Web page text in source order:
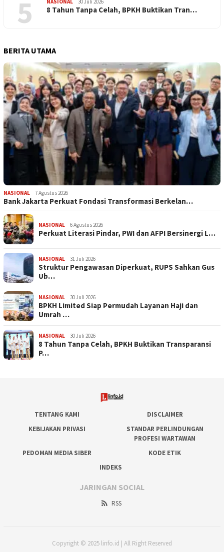
5 NASIONAL 30 Juli 2026
​8 Tahun Tanpa Celah, BPKH Buktikan Tran…
BERITA UTAMA
NASIONAL 7 Agustus 2026
Bank Jakarta Perkuat Fondasi Transformasi Berkelan…
NASIONAL 6 Agustus 2026
Perkuat Literasi Pindar, PWI dan AFPI Bersinergi L…
NASIONAL 31 Juli 2026
​Struktur Pengawasan Diperkuat, RUPS Sahkan Gus
Ub…
NASIONAL 30 Juli 2026
BPKH Limited Siap Permudah Layanan Haji dan
Umrah …
NASIONAL 30 Juli 2026
​8 Tahun Tanpa Celah, BPKH Buktikan Transparansi
P…
TENTANG KAMI
DISCLAIMER
KEBIJAKAN PRIVASI
STANDAR PERLINDUNGAN
PROFESI WARTAWAN
PEDOMAN MEDIA SIBER
KODE ETIK
INDEKS
JARINGAN SOCIAL
RSS
Copyright © 2025 linfo.id | All Right Reserved